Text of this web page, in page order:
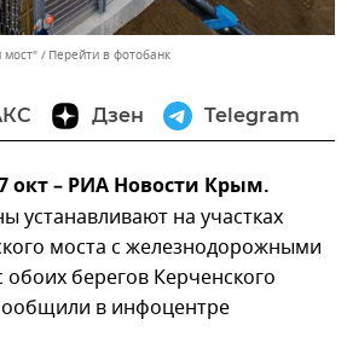
Перейти в фотобанк
Дзен Telegram
– РИА Новости Крым.
устанавливают на участках
моста с железнодорожными
берегов Керченского
в инфоцентре